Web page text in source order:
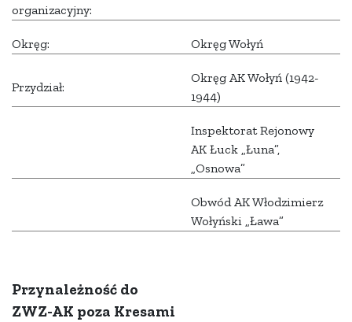
organizacyjny:
Okręg: Okręg Wołyń
Przydział:
Okręg AK Wołyń (1942-
1944)
Inspektorat Rejonowy
AK Łuck „Łuna”,
„Osnowa”
Obwód AK Włodzimierz
Wołyński „Ława”
Przynależność do
ZWZ-AK poza Kresami